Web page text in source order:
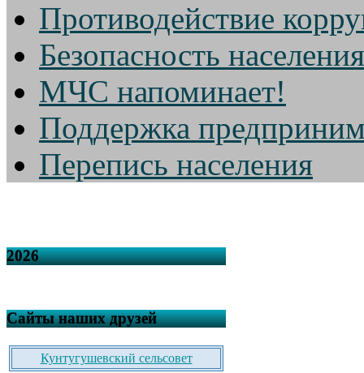
Противодействие
Безопасность населения
МЧС напоминает!
Поддержка
Перепись населения
2026
Сайты наших друзей
Кунтугушевский сельсовет